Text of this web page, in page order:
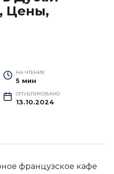
Цены,
НА ЧТЕНИЕ
5 мин
ОПУБЛИКОВАНО
13.10.2024
французское кафе